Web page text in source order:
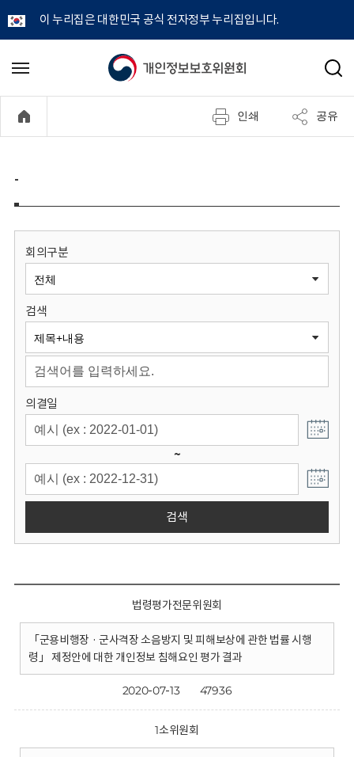
이 누리집은 대한민국 공식 전자정부 누리집입니다.
개
정
보
원
회
메
기
검
인쇄 공유
-
회의구분
검색
의결일
~
검색
법령평가전문위원회
「군용비행장 · 군사격장 소음방지 및 피해보상에 관한 법률 시행
령」 제정안에 대한 개인정보 침해요인 평가 결과
2020-07-13 47936
1소위원회